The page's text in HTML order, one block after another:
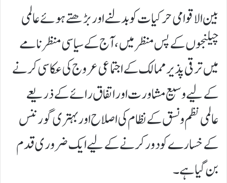
بین الاقوامی حرکیات کو بدلنے اور بڑھتے ہوئے عالمی
چیلنجوں کے پس منظر میں، آج کے سیاسی منظر نامے
میں ترقی پذیر ممالک کے اجتماعی عروج کی عکاسی کرنے
کے لیے وسیع مشاورت اور اتفاق رائے کے ذریعے
عالمی نظم و نسق کے نظام کی اصلاح اور بہتری گورننس
کے خسارے کو دور کرنے کے لیے ایک ضروری قدم
بن گیا ہے۔